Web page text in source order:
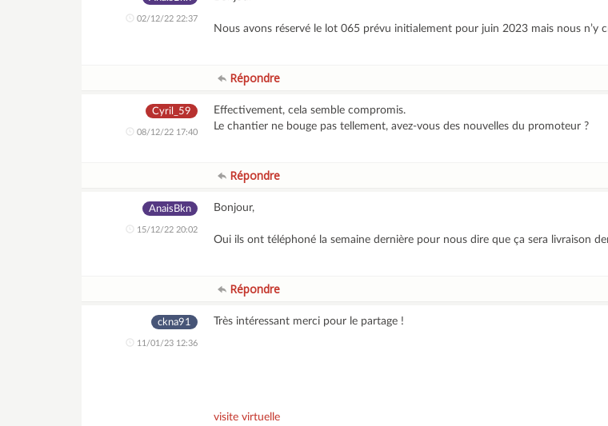
02/12/22 22:37
Nous avons réservé le lot 065 prévu initialement pour juin 2023 mais nous n’y
Répondre
Cyril_59
08/12/22 17:40
Effectivement, cela semble compromis.
Le chantier ne bouge pas tellement, avez-vous des nouvelles du promoteur ?
Répondre
AnaisBkn
15/12/22 20:02
Bonjour,
Oui ils ont téléphoné la semaine dernière pour nous dire que ça sera livraison
Répondre
ckna91
11/01/23 12:36
Très intéressant merci pour le partage !
visite virtuelle